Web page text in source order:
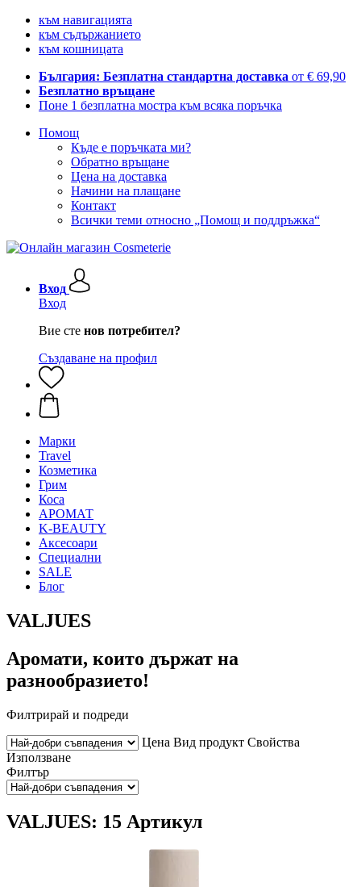
към навигацията
към съдържанието
към кошницата
България: Безплатна стандартна доставка от € 69,90
Безплатно връщане
Поне 1 безплатна мостра към всяка поръчка
Помощ
Къде е поръчката ми?
Обратно връщане
Цена на доставка
Начини на плащане
Контакт
Всички теми относно „Помощ и поддръжка“
Вход
Вход
Вие сте нов потребител?
Създаване на профил
Mарки
Travel
Козметика
Грим
Коса
АРОМАТ
K-BEAUTY
Аксесоари
Специални
SALE
Блог
VALJUES
Аромати, които държат на
разнообразието!
Филтрирай и подреди
Цена Вид продукт Свойства
Използване
Филтър
VALJUES: 15 Артикул